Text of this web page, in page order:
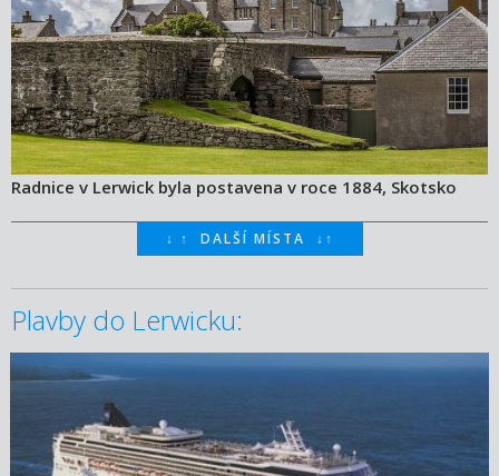
Radnice v Lerwick byla postavena v roce 1884, Skotsko
↓ ↑ DALŠÍ MÍSTA ↓ ↑
Plavby do Lerwicku: